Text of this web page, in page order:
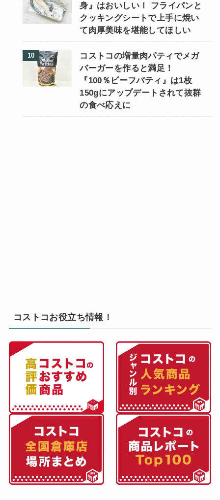
身』はおいしい！ フライパンと
クッキングシートで上手に焼い
て肉厚美味を堪能してほしい
コストコの増量肉パティでメガ
バーガーを作ると満足！
『100％ビーフパティ』は1枚
150gにアップデートされて抜群
の食べ応えに
コストコお役立ち情報！